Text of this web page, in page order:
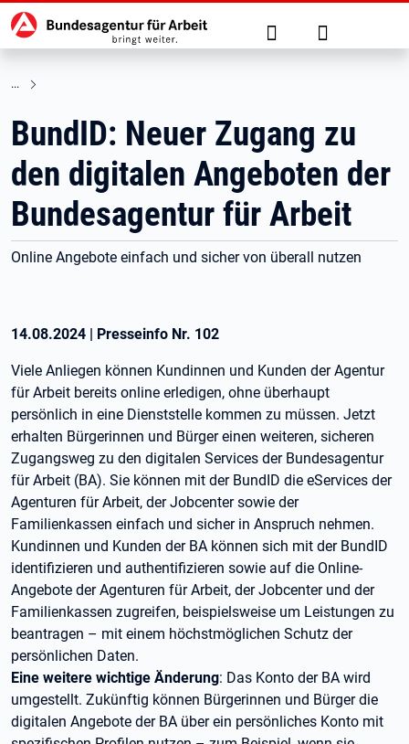
zu den Hauptinhalten springen
Hauptnavigation Suche Anmelden
BundID: Neuer Zugang zu
den digitalen Angeboten der
Bundesagentur für Arbeit
Online Angebote einfach und sicher von überall nutzen
14.08.2024 | Presseinfo Nr. 102
Viele Anliegen können Kundinnen und Kunden der Agentur
für Arbeit bereits online erledigen, ohne überhaupt
persönlich in eine Dienststelle kommen zu müssen. Jetzt
erhalten Bürgerinnen und Bürger einen weiteren, sicheren
Zugangsweg zu den digitalen Services der Bundesagentur
für Arbeit (BA). Sie können mit der BundID die eServices der
Agenturen für Arbeit, der Jobcenter sowie der
Familienkassen einfach und sicher in Anspruch nehmen.
Kundinnen und Kunden der BA können sich mit der BundID
identifizieren und authentifizieren sowie auf die Online-
Angebote der Agenturen für Arbeit, der Jobcenter und der
Familienkassen zugreifen, beispielsweise um Leistungen zu
beantragen – mit einem höchstmöglichen Schutz der
persönlichen Daten.
Eine weitere wichtige Änderung: Das Konto der BA wird
umgestellt. Zukünftig können Bürgerinnen und Bürger die
digitalen Angebote der BA über ein persönliches Konto mit